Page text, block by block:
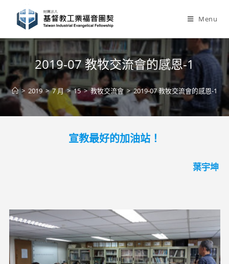
content
Menu
2019-07 教牧交流會的感恩-1
> 2019 > 7 月 > 15 > 教牧交流會 > 2019-07 教牧交流會的感恩-1
宣教最好的加油站！
葉宇坤